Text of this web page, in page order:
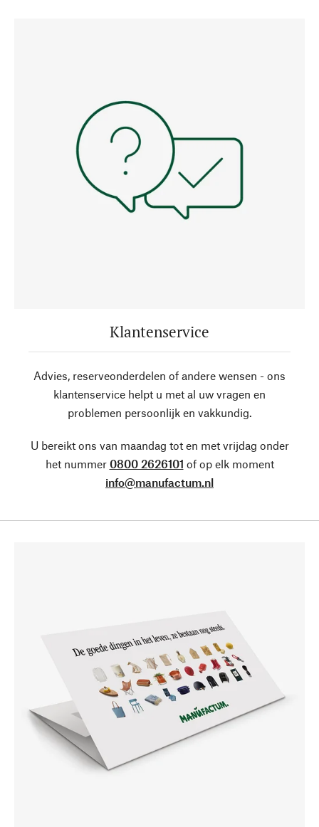
Klantenservice
Advies, reserveonderdelen of andere wensen - ons
klantenservice helpt u met al uw vragen en
problemen persoonlijk en vakkundig.
U bereikt ons van maandag tot en met vrijdag onder
het nummer 0800 2626101 of op elk moment
info@manufactum.nl